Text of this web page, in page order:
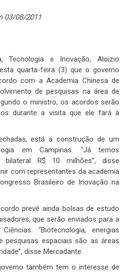
03/08/2011
Tecnologia e Inovação, Aloizio
quarta-feira (3) que o governo
com a Academia Chinesa de
de pesquisas na área de
o ministro, os acordos serão
durante a visita que ele fará à
está a construção de um
em Campinas. “Já temos
R$ 10 milhões”, disse
com representantes da academia
Brasileiro de Inovação na
prevê ainda bolsas de estudo
que serão enviados para a
“Biotecnologia, energias
pesquisas espaciais são as áreas
disse Mercadante.
também tem o interesse de